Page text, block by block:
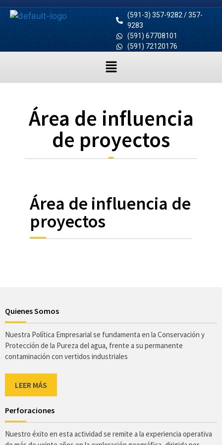
(591-3) 357-9282 / 357-
9283
(591) 67708101
(591) 72120176
Área de influencia
de proyectos
Área de influencia de
proyectos
Quienes Somos
Nuestra Política Empresarial se fundamenta en la Conservación y
Protección de la Pureza del agua, frente a su permanente
contaminación con vertidos industriales
LEER MÁS
Perforaciones
Nuestro éxito en esta actividad se remite a la experiencia operativa